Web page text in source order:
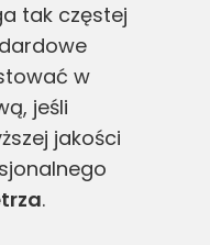
tak częstej
w
jeśli
jakości
.